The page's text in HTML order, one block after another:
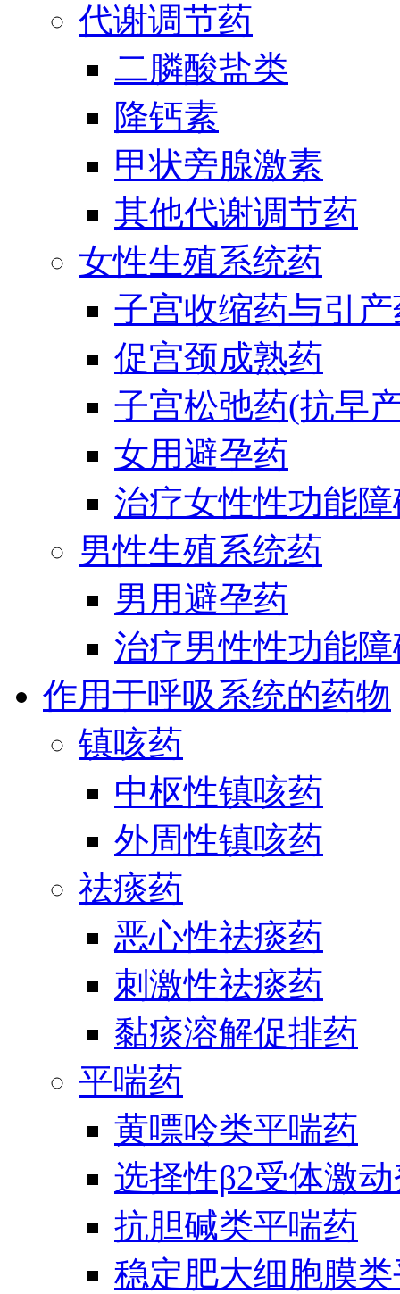
代谢调节药
二膦酸盐类
降钙素
甲状旁腺激素
其他代谢调节药
女性生殖系统药
子宫收缩药与引
促宫颈成熟药
子宫松弛药(抗早
女用避孕药
治疗女性性功能
男性生殖系统药
男用避孕药
治疗男性性功能
作用于呼吸系统的药物
镇咳药
中枢性镇咳药
外周性镇咳药
祛痰药
恶心性祛痰药
刺激性祛痰药
黏痰溶解促排药
平喘药
黄嘌呤类平喘药
选择性β2受体激
抗胆碱类平喘药
稳定肥大细胞膜